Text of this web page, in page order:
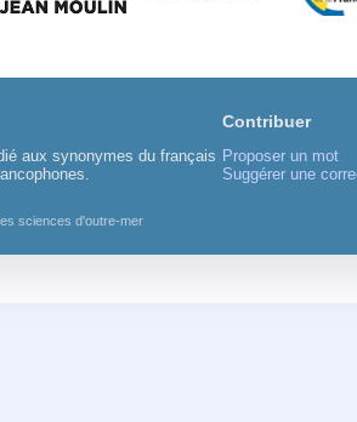
aux synonymes du français
Contribuer
Proposer un mot
Suggérer une
sciences d'outre-mer